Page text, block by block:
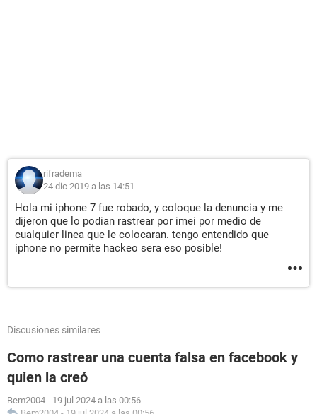
rifradema
24 dic 2019 a las 14:51
Hola mi iphone 7 fue robado, y coloque la denuncia y me
dijeron que lo podian rastrear por imei por medio de
cualquier linea que le colocaran. tengo entendido que
iphone no permite hackeo sera eso posible!
Discusiones similares
Como rastrear una cuenta falsa en facebook y
quien la creó
Bem2004 - 19 jul 2024 a las 00:56